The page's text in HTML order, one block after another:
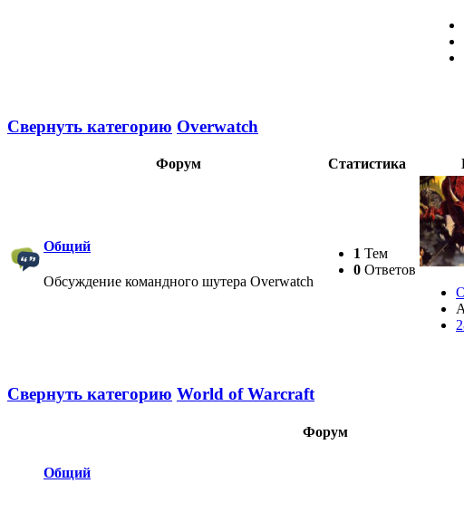
Свернуть категорию Overwatch
Форум Статистика
Общий
Обсуждение командного шутера Overwatch
1 Тем
0 Ответов
Свернуть категорию World of Warcraft
Форум
Общий